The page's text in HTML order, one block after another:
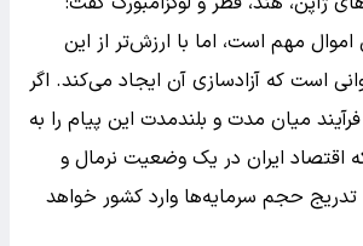
مهم است، اما با ارزش‌تر از این
است که آزادسازی آن ایجاد می‌کند. اگر
میان مدت و بلندمدت این پیام را به
اقتصاد ایران در یک وضعیت نرمال و
تدریج حجم سرمایه‌ها وارد کشور خواهد